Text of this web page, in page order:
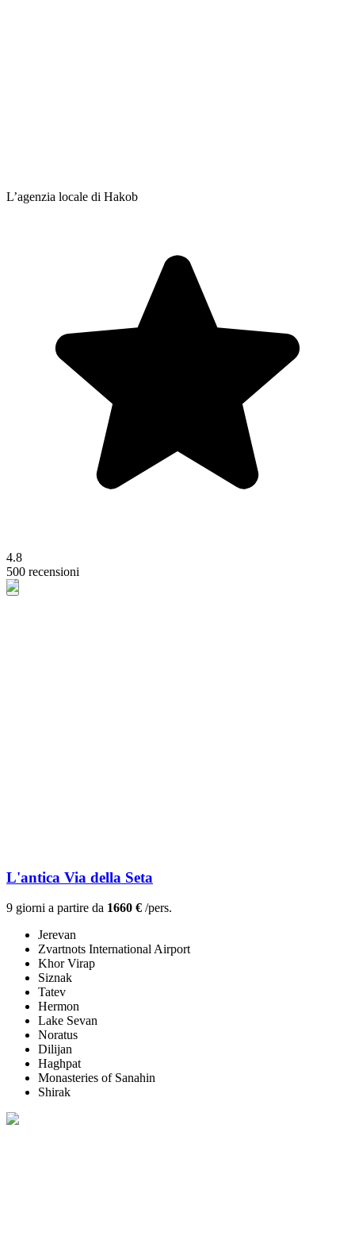
L’agenzia locale di Hakob
4.8
500 recensioni
L'antica Via della Seta
9 giorni a partire da 1660 € /pers.
Jerevan
Zvartnots International Airport
Khor Virap
Siznak
Tatev
Hermon
Lake Sevan
Noratus
Dilijan
Haghpat
Monasteries of Sanahin
Shirak